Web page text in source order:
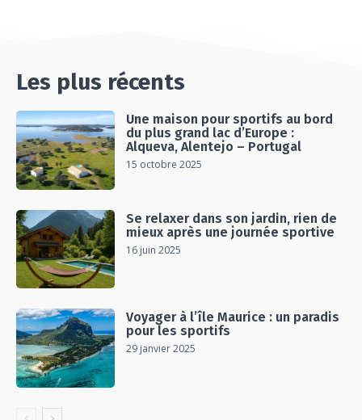
Les plus récents
Une maison pour sportifs au bord
du plus grand lac d’Europe :
Alqueva, Alentejo – Portugal
15 octobre 2025
Se relaxer dans son jardin, rien de
mieux après une journée sportive
16 juin 2025
Voyager à l’île Maurice : un paradis
pour les sportifs
29 janvier 2025